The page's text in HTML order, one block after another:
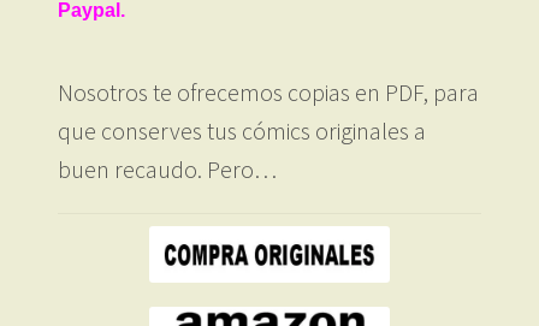
Paypal.
Nosotros te ofrecemos copias en PDF, para
que conserves tus cómics originales a
buen recaudo. Pero…